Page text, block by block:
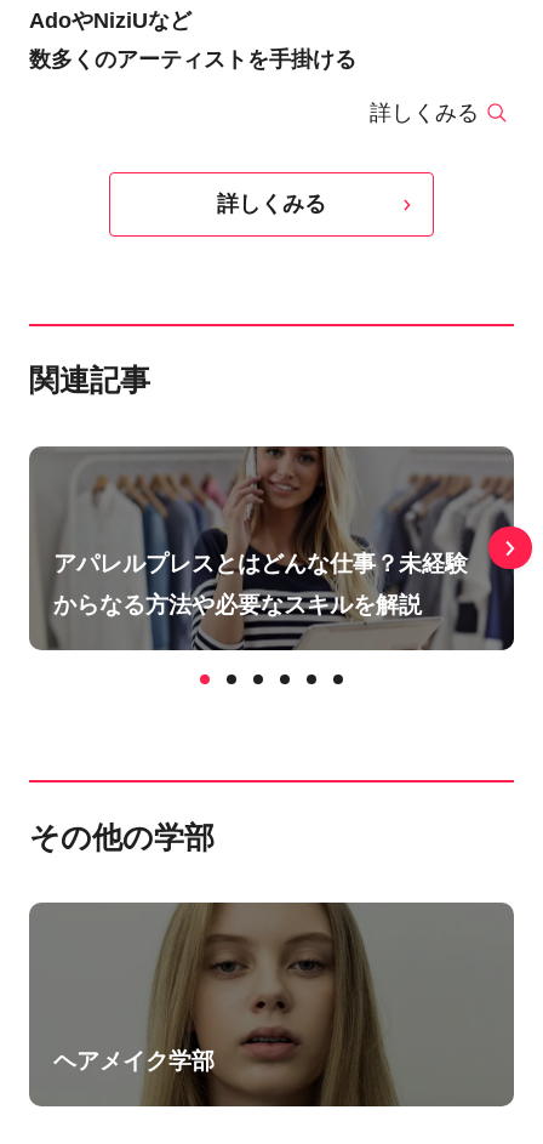
AdoやNiziUなど
数多くのアーティストを手掛ける
詳しくみる
詳しくみる
関連記事
アパレルプレスとはどんな仕事？未経験
からなる方法や必要なスキルを解説
その他の学部
ヘアメイク学部